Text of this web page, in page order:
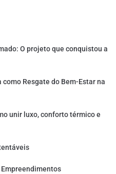
O projeto que conquistou a
Resgate do Bem-Estar na
unir luxo, conforto térmico e